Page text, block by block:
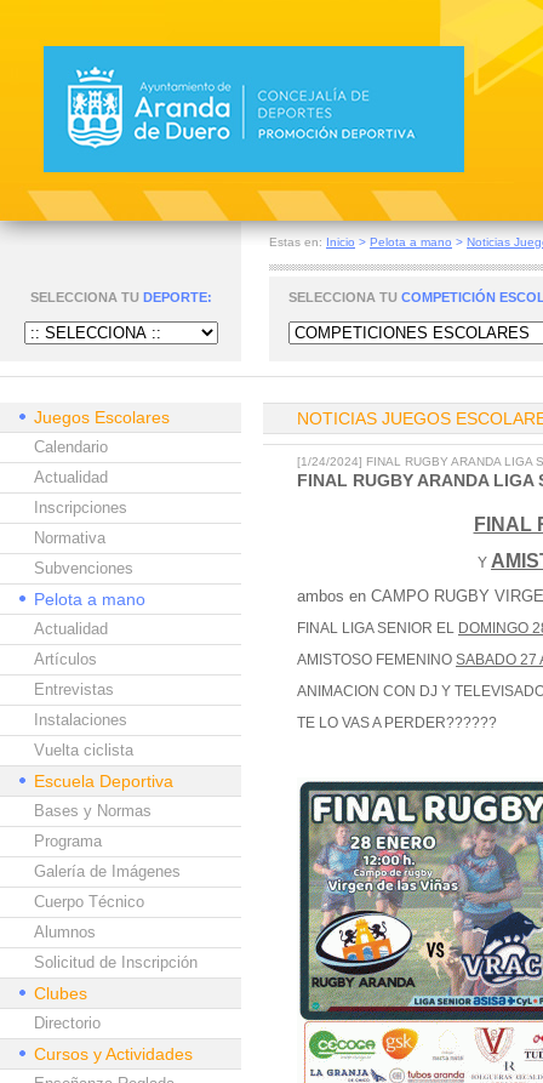
Estas en: Inicio > Pelota a mano > Noticias
SELECCIONA TU DEPORTE: SELECCIONA TU COMPETICIÓN
Juegos Escolares
Calendario
Actualidad
Inscripciones
Normativa
Subvenciones
Pelota a mano
Actualidad
Artículos
Entrevistas
Instalaciones
Vuelta ciclista
Escuela Deportiva
Bases y Normas
Programa
Galería de Imágenes
Cuerpo Técnico
Alumnos
Solicitud de Inscripción
Clubes
Directorio
Cursos y Actividades
NOTICIAS JUEGOS
[1/24/2024] FINAL RUGBY ARANDA LIGA
FINAL RUGBY ARANDA LIGA
FINAL
Y
ambos en CAMPO RUGBY
FINAL LIGA SENIOR EL DOMINGO
AMISTOSO FEMENINO SABADO 27
ANIMACION CON DJ Y
TE LO VAS A PERDER??????